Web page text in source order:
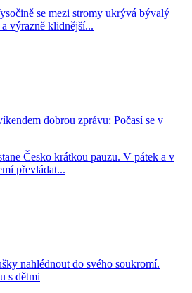
se mezi stromy ukrývá bývalý
výrazně klidnější...
dobrou zprávu: Počasí se v
Česko krátkou pauzu. V pátek a v
převládat...
nahlédnout do svého soukromí.
s dětmi